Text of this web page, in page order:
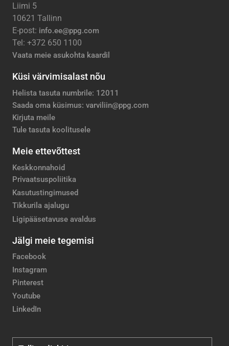
Liimi 5
10621 Tallinn
E-post: info.ee@ppg.com
Tel: +372 650 1100
Vaata meie asukohta kaardil
Küsi värvimisalast nõu
Helista tasuta numbrile: 12011
Saada oma küsimus: varviliin@ppg.com
Kirjuta meile
Tule tasuta koolitusele
Meie ettevõttest
Keskkonnahoid
Privaatsuspoliitika
Kasutustingimused
Tikkurila ajalugu
Ligipääsetavuse avaldus
Jälgi meie tegemisi
Facebook
Instagram
Pinterest
Youtube
LinkedIn